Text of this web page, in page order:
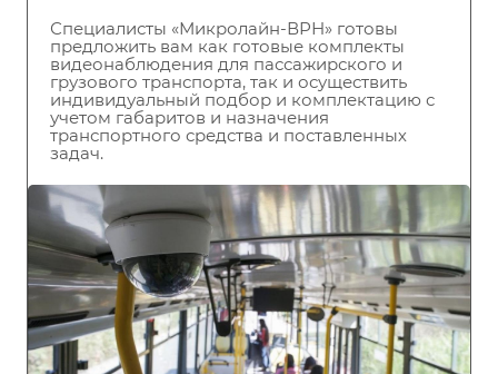
Специалисты «Микролайн-ВРН» готовы
предложить вам как готовые комплекты
видеонаблюдения для пассажирского и
грузового транспорта, так и осуществить
индивидуальный подбор и комплектацию с
учетом габаритов и назначения
транспортного средства и поставленных
задач.